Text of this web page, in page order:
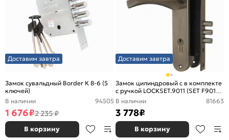
Доставим завтра
Замок сувальдный Border К 8-6 (5
ключей)
В наличии
94505
1 676₽2 235 ₽
В корзину
Доставим завтра
Замок цилиндровый с в комплекте
с ручкой LOCKSET.9011 (SET F9011)
AB бронза
В наличии 81663
3 778₽
В корзину